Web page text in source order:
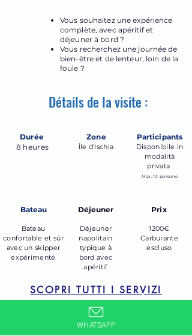
Vous souhaitez une expérience
complète, avec apéritif et
déjeuner à bord ?
Vous recherchez une journée de
bien-être et de lenteur, loin de la
foule ?
Détails de la visite :
Durée Zone Participants
Île d'Ischia
8 heures
Disponibile in
modalità
privata
Max. 10 persone
Bateau Déjeuner Prix
Bateau
confortable et sûr
avec un skipper
expérimenté
Déjeuner
napolitain
typique à
bord avec
apéritif
1200€
Carburante
escluso
SCOPRI TUTTI I SERVIZI
WHATSAPP